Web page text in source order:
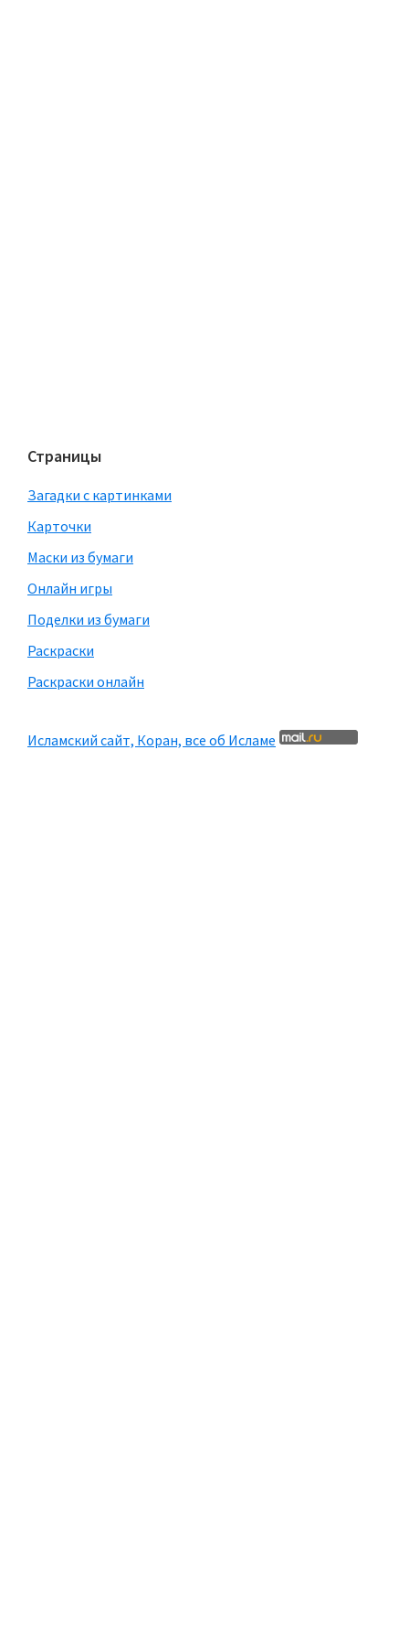
Страницы
Загадки с картинками
Карточки
Маски из бумаги
Онлайн игры
Поделки из бумаги
Раскраски
Раскраски онлайн
Исламский сайт, Коран, все об Исламе